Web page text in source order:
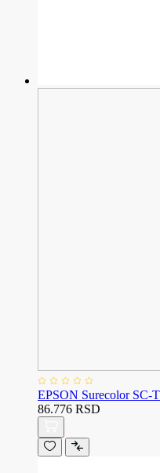
EPSON Surecolor SC-
86.776 RSD